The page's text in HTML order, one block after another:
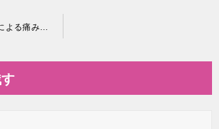
ストレートネックによる痛みが治らない。原因や対処法をご紹介します！